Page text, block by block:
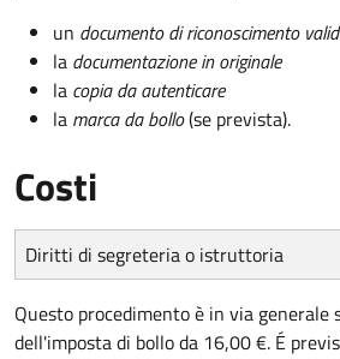
un documento di riconoscimento
la documentazione in originale
la copia da autenticare
la marca da bollo(se prevista).
Costi
Diritti di segreteria o istruttoria
Questo procedimento è in via generale
dell'imposta di bollo da 16,00 €. É